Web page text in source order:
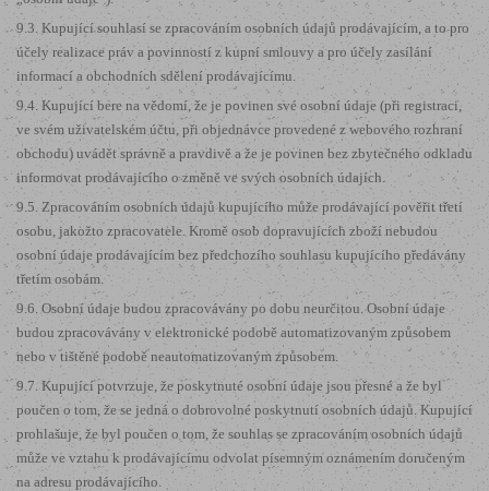
9.3. Kupující souhlasí se zpracováním osobních údajů prodávajícím, a to pro
účely realizace práv a povinností z kupní smlouvy a pro účely zasílání
informací a obchodních sdělení prodávajícímu.
9.4. Kupující bere na vědomí, že je povinen své osobní údaje (při registraci,
ve svém uživatelském účtu, při objednávce provedené z webového rozhraní
obchodu) uvádět správně a pravdivě a že je povinen bez zbytečného odkladu
informovat prodávajícího o změně ve svých osobních údajích.
9.5. Zpracováním osobních údajů kupujícího může prodávající pověřit třetí
osobu, jakožto zpracovatele. Kromě osob dopravujících zboží nebudou
osobní údaje prodávajícím bez předchozího souhlasu kupujícího předávány
třetím osobám.
9.6. Osobní údaje budou zpracovávány po dobu neurčitou. Osobní údaje
budou zpracovávány v elektronické podobě automatizovaným způsobem
nebo v tištěné podobě neautomatizovaným způsobem.
9.7. Kupující potvrzuje, že poskytnuté osobní údaje jsou přesné a že byl
poučen o tom, že se jedná o dobrovolné poskytnutí osobních údajů. Kupující
prohlašuje, že byl poučen o tom, že souhlas se zpracováním osobních údajů
může ve vztahu k prodávajícímu odvolat písemným oznámením doručeným
na adresu prodávajícího.